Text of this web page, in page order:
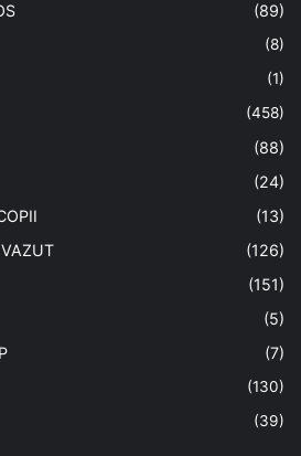
(89)
(8)
(1)
(458)
(88)
(24)
(13)
(126)
(151)
(5)
(7)
(130)
(39)